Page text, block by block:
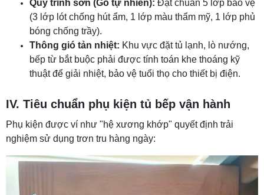
Quy trình sơn (Gỗ tự nhiên): Đạt chuẩn 5 lớp bảo vệ
(3 lớp lót chống hút ẩm, 1 lớp màu thẩm mỹ, 1 lớp phủ
bóng chống trầy).
Thông gió tản nhiệt: Khu vực đặt tủ lạnh, lò nướng,
bếp từ bắt buộc phải được tính toán khe thoáng kỹ
thuật để giải nhiệt, bảo vệ tuổi thọ cho thiết bị điện.
IV. Tiêu chuẩn phụ kiện tủ bếp vận hành
Phụ kiện được ví như "hệ xương khớp" quyết định trải
nghiệm sử dụng trơn tru hàng ngày: